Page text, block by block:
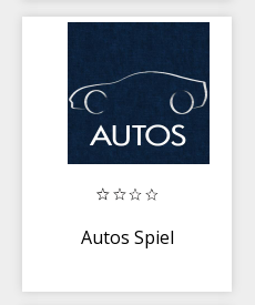
Autos Spiel